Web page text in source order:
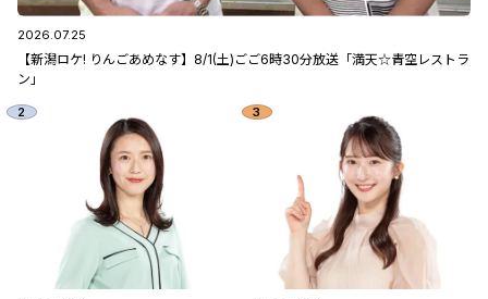
2026.07.25
【新潟ロケ! りんごあめなす】8/1(土)ごご6時30分放送「満天☆青空レストラ
ン」